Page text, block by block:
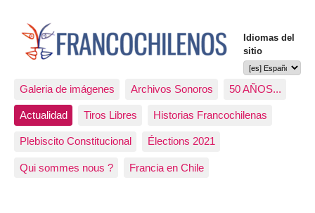
Idiomas del
sitio
Galeria de imágenes Archivos Sonoros 50 AÑOS...
Actualidad Tiros Libres Historias Francochilenas
Plebiscito Constitucional Élections 2021
Qui sommes nous ? Francia en Chile